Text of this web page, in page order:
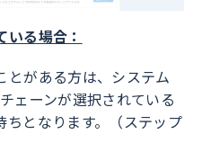
る場合：
とがある方は、システム
ェーンが選択されている
となります。（ステップ